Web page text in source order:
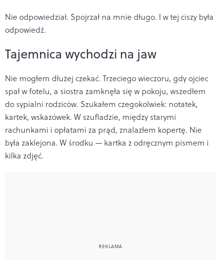
Nie odpowiedział. Spojrzał na mnie długo. I w tej ciszy była
odpowiedź.
Tajemnica wychodzi na jaw
Nie mogłem dłużej czekać. Trzeciego wieczoru, gdy ojciec
spał w fotelu, a siostra zamknęła się w pokoju, wszedłem
do sypialni rodziców. Szukałem czegokolwiek: notatek,
kartek, wskazówek. W szufladzie, między starymi
rachunkami i opłatami za prąd, znalazłem kopertę. Nie
była zaklejona. W środku — kartka z odręcznym pismem i
kilka zdjęć.